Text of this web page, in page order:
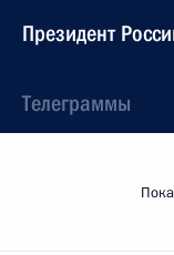
Президент
Телеграммы